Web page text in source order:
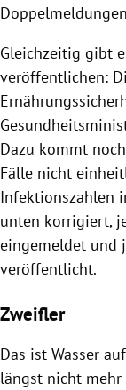
Gleichzeitig gibt
veröffentlichen:
Dazu kommt
Fälle nicht
Infektionszahlen
unten korrigiert,
eingemeldet und
veröffentlicht.
Zweifler
Das ist Wasser
längst nicht mehr